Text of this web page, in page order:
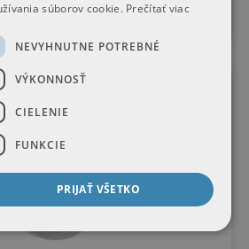
súborov cookie. Prečítať viac
NEVYHNUTNE POTREBNÉ
VÝKONNOSŤ
CIELENIE
FUNKCIE
PRIJAŤ VŠETKO